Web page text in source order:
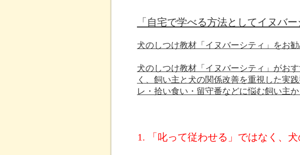
「自宅で学べる方法としてイヌバ
犬のしつけ教材「イヌバーシティ」をお
犬のしつけ教材「イヌバーシティ」がお
く、飼い主と犬の関係改善を重視した実
レ・拾い食い・留守番などに悩む飼い主か
1. 「叱って従わせる」ではなく、